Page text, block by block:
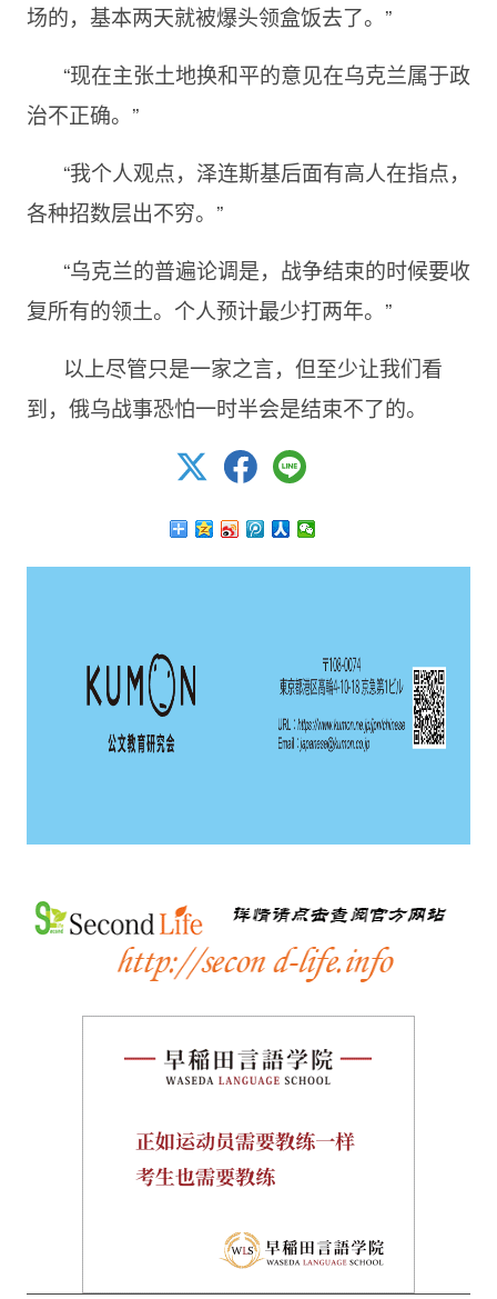
场的，基本两天就被爆头领盒饭去了。”
“现在主张土地换和平的意见在乌克兰属于政
治不正确。”
“我个人观点，泽连斯基后面有高人在指点，
各种招数层出不穷。”
“乌克兰的普遍论调是，战争结束的时候要收
复所有的领土。个人预计最少打两年。”
以上尽管只是一家之言，但至少让我们看
到，俄乌战事恐怕一时半会是结束不了的。